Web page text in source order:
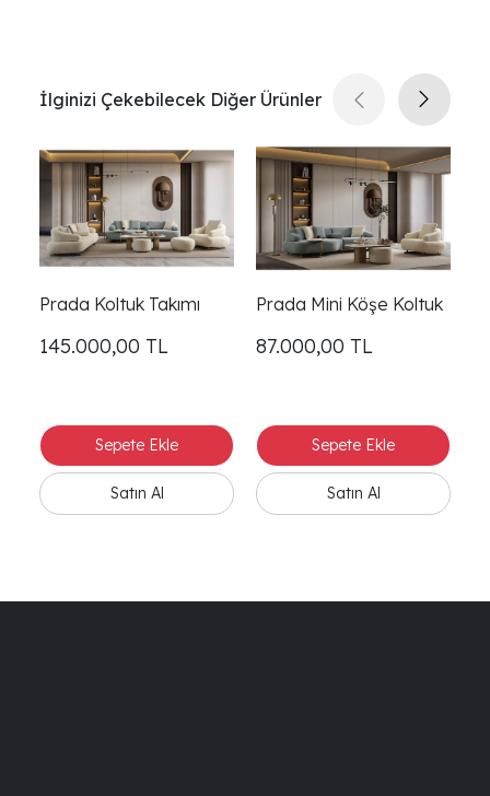
İlginizi Çekebilecek Diğer Ürünler
Prada Koltuk Takımı
145.000,00 TL
Prada Mini Köşe Koltuk
87.000,00 TL